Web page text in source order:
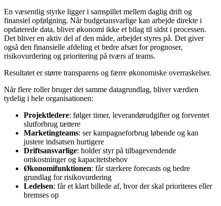
En væsentlig styrke ligger i samspillet mellem daglig drift og
finansiel opfølgning. Når budgetansvarlige kan arbejde direkte i
opdaterede data, bliver økonomi ikke et bilag til sidst i processen.
Det bliver en aktiv del af den måde, arbejdet styres på. Det giver
også den finansielle afdeling et bedre afsæt for prognoser,
risikovurdering og prioritering på tværs af teams.
Resultatet er større transparens og færre økonomiske overraskelser.
Når flere roller bruger det samme datagrundlag, bliver værdien
tydelig i hele organisationen:
Projektledere: følger timer, leverandørudgifter og forventet
slutforbrug tættere
Marketingteams: ser kampagneforbrug løbende og kan
justere indsatsen hurtigere
Driftsansvarlige: holder styr på tilbagevendende
omkostninger og kapacitetsbehov
Økonomifunktionen: får stærkere forecasts og bedre
grundlag for risikovurdering
Ledelsen: får et klart billede af, hvor der skal prioriteres eller
bremses op